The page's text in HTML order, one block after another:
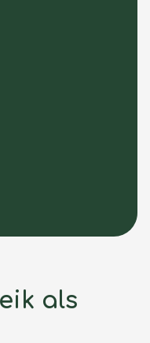
als